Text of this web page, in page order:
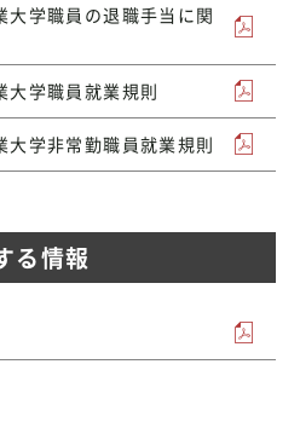
学職員の退職手当に関
大学職員就業規則
学非常勤職員就業規則
る情報